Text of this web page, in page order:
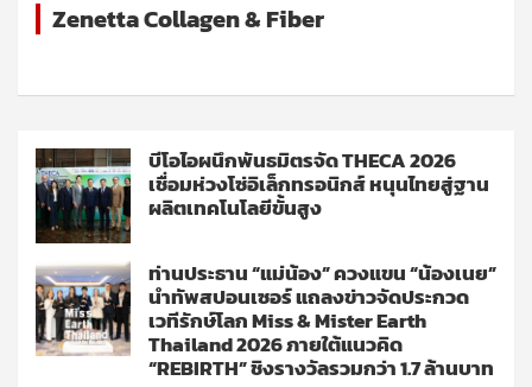
Zenetta Collagen & Fiber
บีโอไอผนึกพันธมิตรจัด THECA 2026
เชื่อมห่วงโซ่อิเล็กทรอนิกส์ หนุนไทยสู่ฐาน
ผลิตเทคโนโลยีขั้นสูง
ท่านประธาน “แม่น้อง” ควงแขน “น้องเนย”
นำทัพสปอนเซอร์ แถลงข่าวจัดประกวด
เวทีรักษ์โลก Miss & Mister Earth
Thailand 2026 ภายใต้แนวคิด
“REBIRTH” ชิงรางวัลรวมกว่า 1.7 ล้านบาท